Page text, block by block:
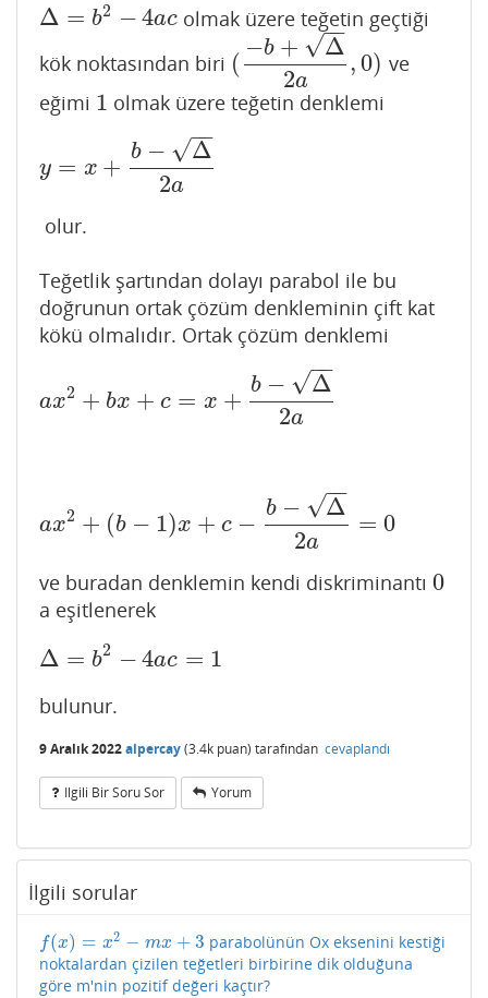
Δ = b2 − 4ac
Δ= b2 −4a c
olmak üzere teğetin geçtiği
kök noktasından biri (
−b + Δ
−
−
√
2a
,0)
(−b+Δ2a,0)
ve
eğimi 1
1 olmak üzere teğetin denklemi
y = x +
b − Δ
−
−
√
2a
y= x+ b−Δ2a
olur.
Teğetlik şartından dolayı parabol ile bu
doğrunun ortak çözüm denkleminin çift kat
kökü olmalıdır. Ortak çözüm denklemi
ax2 + bx + c = x +
b − Δ
−
−
√
2a
ax2 +b x+ c= x+ b− Δ2a
ax2 + (b − 1)x + c −
b − Δ
−
−
√
2a
= 0
ax2+(b−1 )x+c −b −Δ2a=0
ve buradan denklemin kendi diskriminantı 0
0
a eşitlenerek
Δ = b2 − 4ac = 1
Δ =b 2−4ac=1
bulunur.
9 Aralık 2022alpercay(3.4k puan) tarafından cevaplandı
Ilgili Bir Soru Sor Yorum
İlgili sorular
f(x) = x2 − mx + 3
f(x)=x 2−mx+ 3
parabolünün Ox eksenini kestiği
noktalardan çizilen teğetleri birbirine dik olduğuna
göre m'nin pozitif değeri kaçtır?